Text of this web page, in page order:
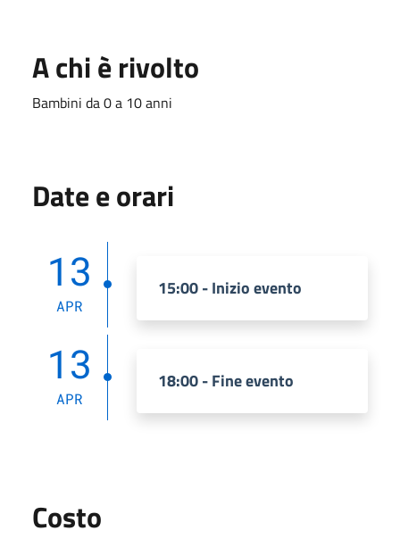
A chi è rivolto
Bambini da 0 a 10 anni
Date e orari
13
APR
15:00 - Inizio evento
13
APR
18:00 - Fine evento
Costo